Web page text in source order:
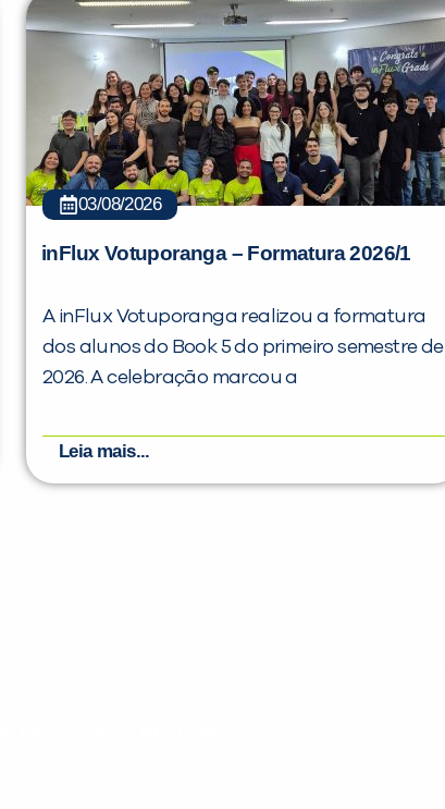
03/08/2026
inFlux Votuporanga – Formatura 2026/1
A inFlux Votuporanga realizou a formatura
dos alunos do Book 5 do primeiro semestre de
2026. A celebração marcou a
Leia mais...